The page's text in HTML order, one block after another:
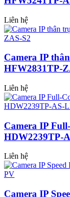
Liên hệ
Camera IP
HFW2831TP-
Liên hệ
Camera IP
HDW2239TP-
Liên hệ
Camera IP